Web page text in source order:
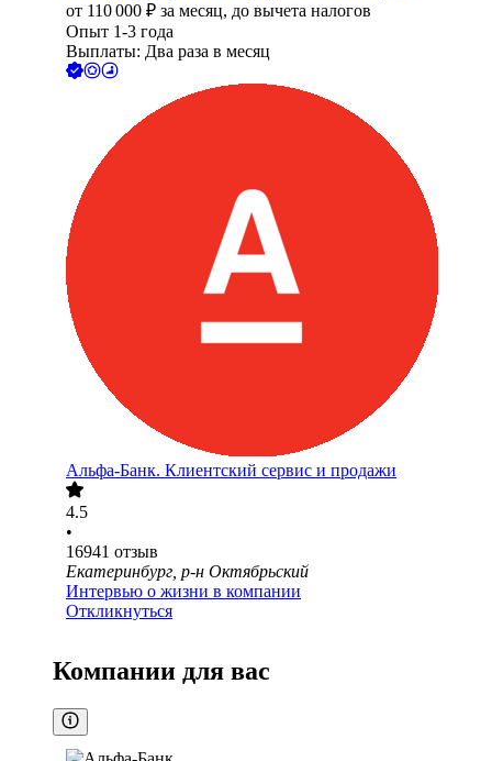
от 110 000 ₽ за месяц, до вычета налогов
Опыт 1-3 года
Выплаты: Два раза в месяц
Альфа-Банк. Клиентский сервис и продажи
4.5
•
16941 отзыв
Екатеринбург, р-н Октябрьский
Интервью о жизни в компании
Откликнуться
Компании для вас